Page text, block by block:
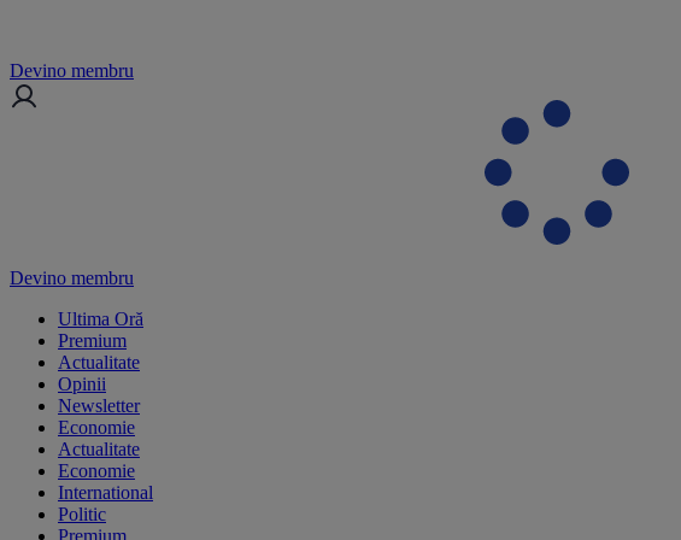
Devino membru
Devino membru
Ultima Oră
Premium
Actualitate
Opinii
Newsletter
Economie
Actualitate
Economie
International
Politic
Premium